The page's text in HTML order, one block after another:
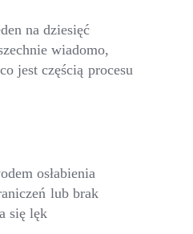
na dziesięć
wiadomo,
jest częścią procesu
osłabienia
lub brak
się lęk